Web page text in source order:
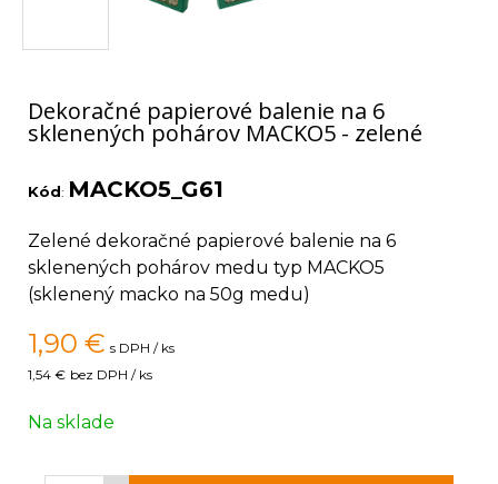
Dekoračné papierové balenie na 6
sklenených pohárov MACKO5 - zelené
Kód: MACKO5_G61
Zelené dekoračné papierové balenie na 6
sklenených pohárov medu typ MACKO5
(sklenený macko na 50g medu)
1,90 € s DPH / ks
1,54 € bez DPH / ks
Na sklade